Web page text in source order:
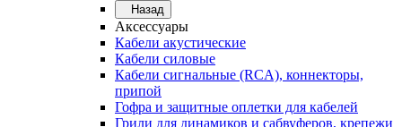
Назад
Аксессуары
Кабели акустические
Кабели силовые
Кабели сигнальные (RCA), коннекторы,
припой
Гофра и защитные оплетки для кабелей
Грили для динамиков и сабвуферов, крепежи